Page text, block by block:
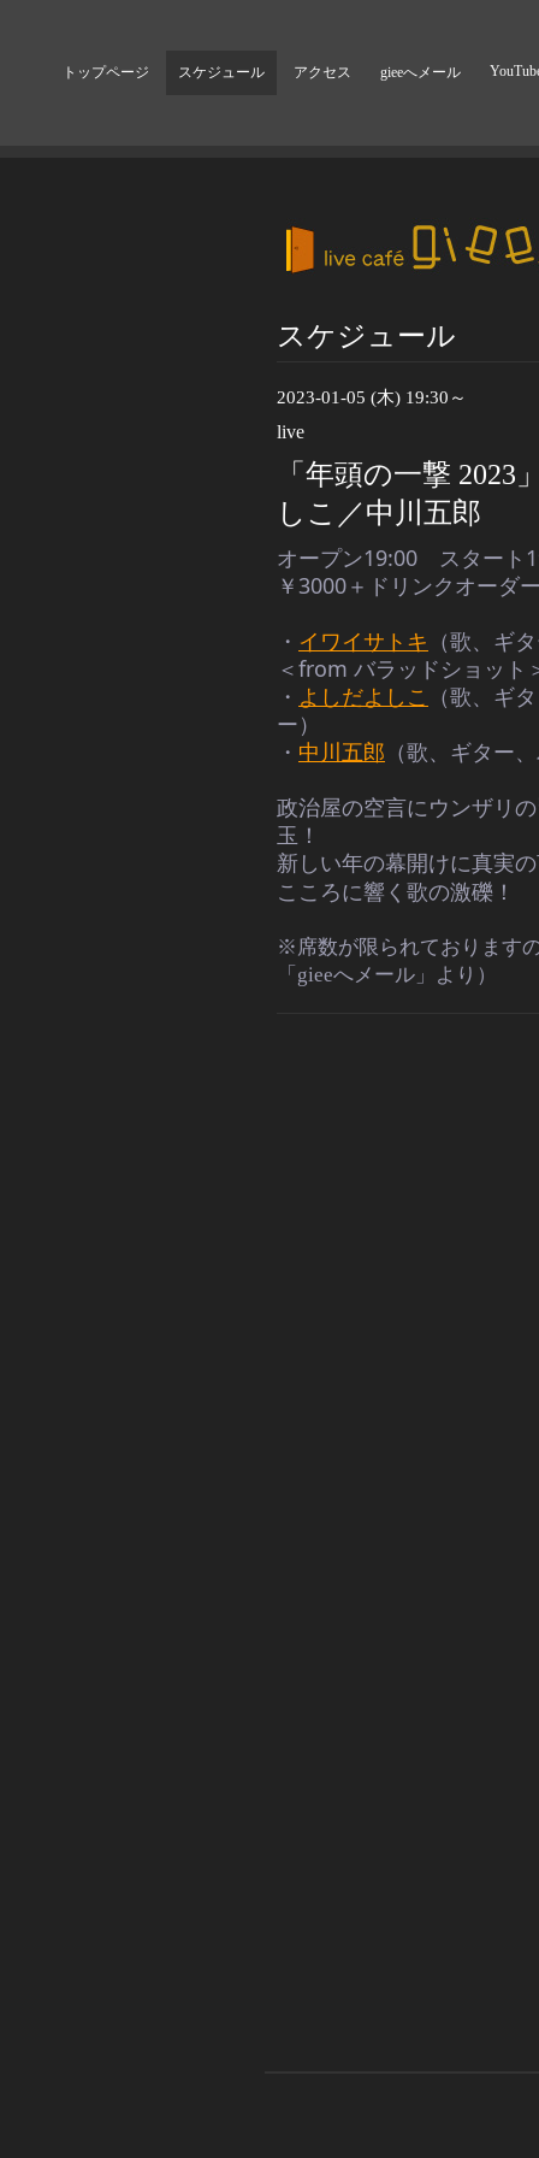
トップページ スケジュール アクセス gieeへメール
スケジュール
2023-01-05 (木) 19:30～
live
「年頭の一撃
しこ／中川五郎
オープン19:00　スタート
￥3000＋ドリンクオーダ
・ イワイサトキ （歌、ギ
＜from バラッドショッ
・ よしだよしこ （歌、ギタ
ー）
・ 中川五郎 （歌、ギタ
政治屋の空言にウンザリ
玉！
新しい年の幕開けに真実
こころに響く歌の激礫！
※席数が限られております
「gieeへメール」より）